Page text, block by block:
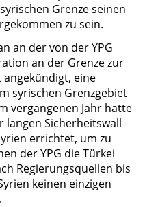
Grenze seinen
zu sein.
an der von der YPG
an der Grenze zur
eine
syrischen Grenzgebiet
vergangenen Jahr hatte
langen Sicherheitswall
errichtet, um zu
der YPG die Türkei
Regierungsquellen bis
keinen einzigen